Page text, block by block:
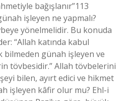
bağışlanır”113
işleyen ne yapmalı?
yönelmelidir. Bu konuda
“Allah katında kabul
bilmeden günah işleyen ve
tövbesidir.” Allah tövbelerini
bilen, ayırt edici ve hikmet
işleyen kâfir olur mu? Ehl-i